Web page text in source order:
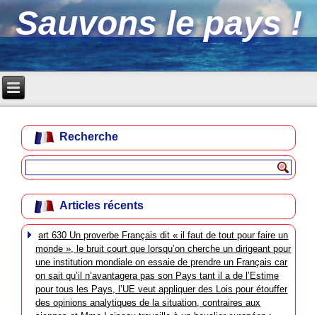
Sauvons le pays !
Recherche
Articles récents
art 630 Un proverbe Français dit « il faut de tout pour faire un
monde », le bruit court que lorsqu’on cherche un dirigeant pour
une institution mondiale on essaie de prendre un Français car
on sait qu’il n’avantagera pas son Pays tant il a de l’Estime
pour tous les Pays, l’UE veut appliquer des Lois pour étouffer
des opinions analytiques de la situation, contraires aux